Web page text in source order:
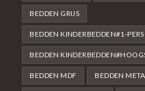
BEDDEN GRIJS
BEDDEN KINDERBEDDEN#1-
BEDDEN
BEDDEN MDF BEDDEN